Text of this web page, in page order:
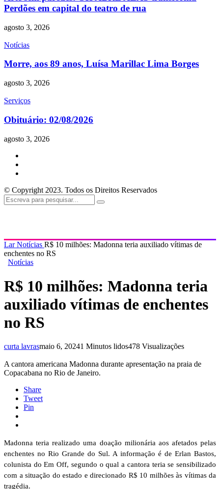
Perdões em capital do teatro de rua
agosto 3, 2026
Notícias
Morre, aos 89 anos, Luísa Marillac Lima Borges
agosto 3, 2026
Serviços
Obituário: 02/08/2026
agosto 3, 2026
© Copyright 2023. Todos os Direitos Reservados
LarNotícias R$ 10 milhões: Madonna teria auxiliado vítimas de
enchentes no RS
Notícias
R$ 10 milhões: Madonna teria
auxiliado vítimas de enchentes
no RS
curta lavrasmaio 6, 20241 Minutos lidos478 Visualizações
A cantora americana Madonna durante apresentação na praia de
Copacabana no Rio de Janeiro.
Share
Tweet
Pin
Madonna teria realizado uma doação milionária aos afetados pelas
enchentes no Rio Grande do Sul. A informação é de Erlan Bastos,
colunista do Em Off, segundo o qual a cantora teria se sensibilizado
com a situação do estado e direcionado R$ 10 milhões às vítimas da
tragédia.